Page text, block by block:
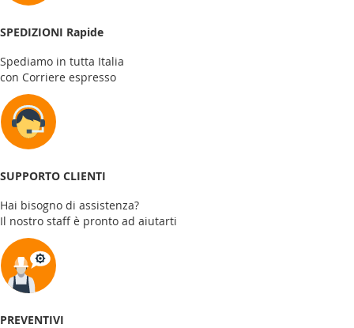
SPEDIZIONI Rapide
Spediamo in tutta Italia
con Corriere espresso
SUPPORTO CLIENTI
Hai bisogno di assistenza?
Il nostro staff è pronto ad aiutarti
PREVENTIVI